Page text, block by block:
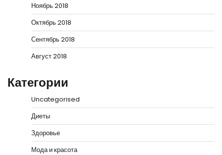
Ноябрь 2018
Октябрь 2018
Сентябрь 2018
Август 2018
Категории
Uncategorised
Диеты
Здоровье
Мода и красота